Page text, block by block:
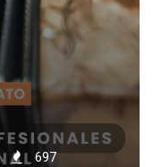
697